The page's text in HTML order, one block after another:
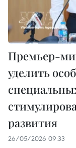
Премьер-
уделить
развития
26/05/2026 09:33